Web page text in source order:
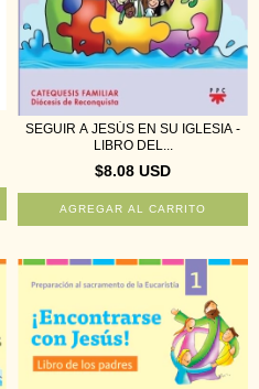
SEGUIR A JESÚS EN SU IGLESIA -
LIBRO DEL...
$8.08 USD